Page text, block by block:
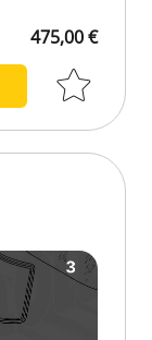
475,00 €